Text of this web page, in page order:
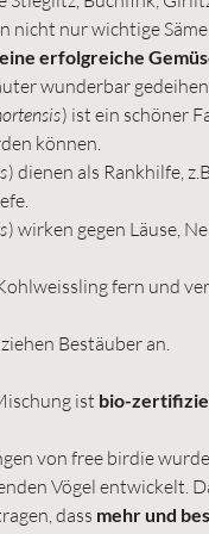
nicht nur wichtige
erfolgreiche
wunderbar
) ist ein schöner
können.
) dienen als Rankhilfe,
) wirken gegen Läuse,
fern und
Bestäuber an.
ist bio-
von free birdie
Vögel entwickelt.
dass mehr und